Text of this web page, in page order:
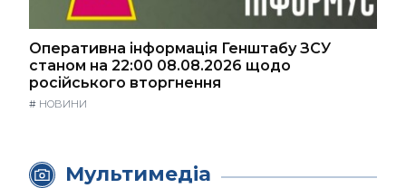
Оперативна інформація Генштабу ЗСУ
станом на 22:00 08.08.2026 щодо
російського вторгнення
# НОВИНИ
Мультимедіа